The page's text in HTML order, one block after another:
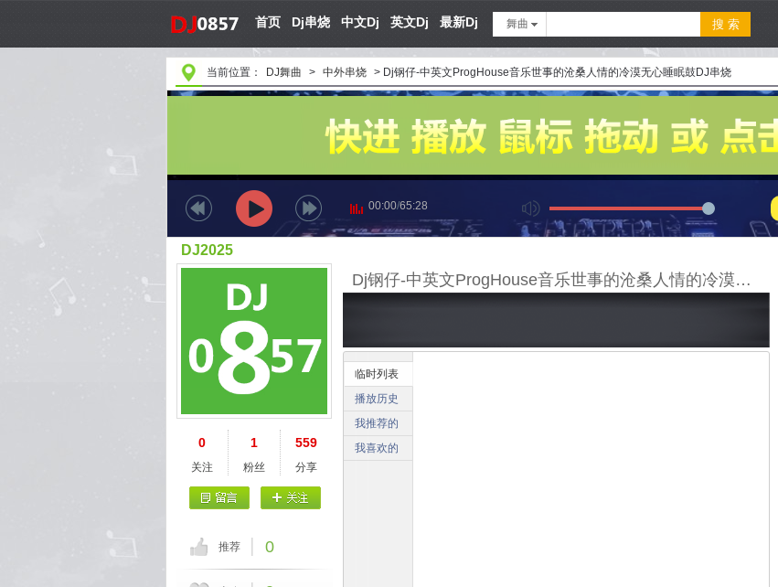
首页 Dj串烧 中文Dj 英文Dj 最新Dj 舞曲
当前位置： DJ舞曲 > 中外串烧 > Dj钢仔-中英文ProgHouse音乐世事的沧桑人情的冷漠无心睡眠鼓DJ串烧
00:00/65:28
Dj钢仔-中英文ProgHouse音乐世事的沧桑人情的冷漠无心睡眠鼓DJ串烧
临时列表
播放历史
我推荐的
我喜欢的
DJ2025
0
关注
1
粉丝
559
分享
推荐 0